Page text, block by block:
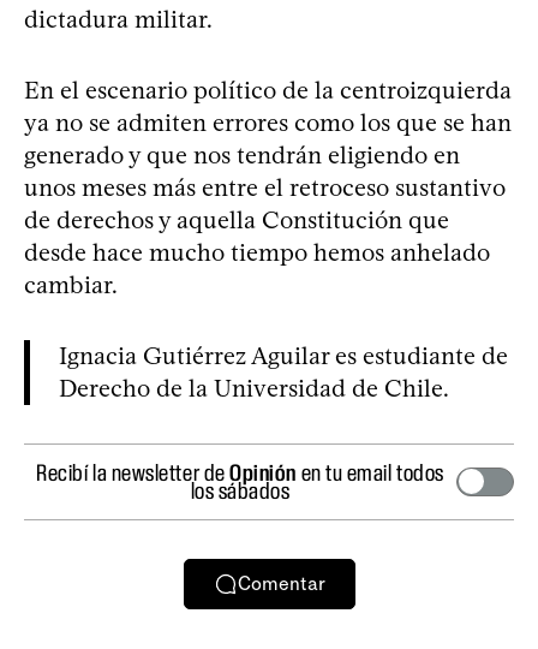
dictadura militar.
En el escenario político de la centroizquierda
ya no se admiten errores como los que se han
generado y que nos tendrán eligiendo en
unos meses más entre el retroceso sustantivo
de derechos y aquella Constitución que
desde hace mucho tiempo hemos anhelado
cambiar.
Ignacia Gutiérrez Aguilar es estudiante de
Derecho de la Universidad de Chile.
Recibí la newsletter deOpinión en tu email todos
los sábados
Comentar